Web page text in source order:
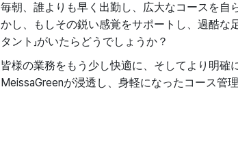
毎朝、誰よりも早く出勤し、広大なコースを自
かし、もしその鋭い感覚をサポートし、過酷な
タント」がいたらどうでしょうか？
皆様の業務をもう少し快適に、そしてより明確
MeissaGreenが浸透し、身軽になったコース管